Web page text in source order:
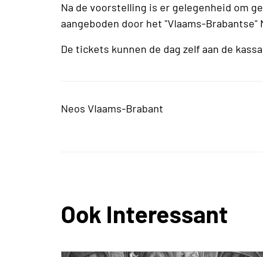
Na de voorstelling is er gelegenheid om
aangeboden door het "Vlaams-Brabantse"
De tickets kunnen de dag zelf aan de
Neos Vlaams-Brabant
Ook Interessant